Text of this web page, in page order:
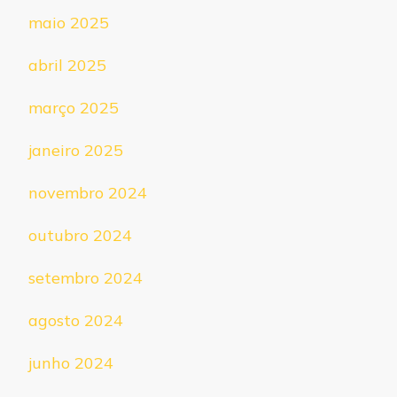
maio 2025
abril 2025
março 2025
janeiro 2025
novembro 2024
outubro 2024
setembro 2024
agosto 2024
junho 2024